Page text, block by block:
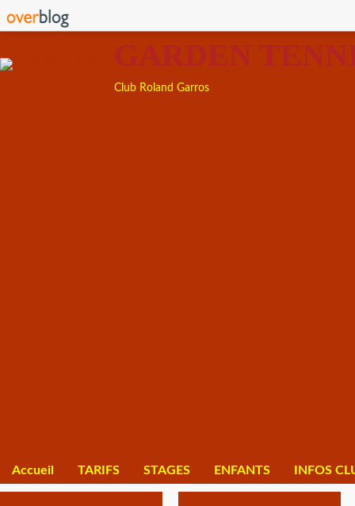
GARDEN
Club Roland Garros
Accueil TARIFS STAGES ENFANTS INFOS